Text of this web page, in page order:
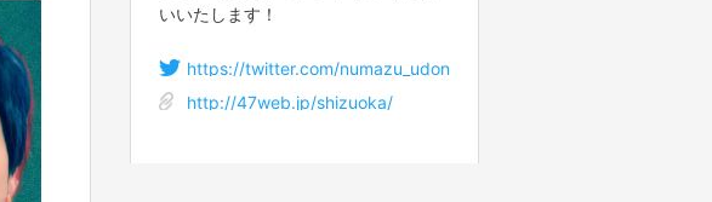
いいたします！
https://twitter.com/numazu_udon
http://47web.jp/shizuoka/